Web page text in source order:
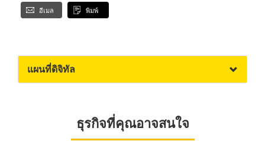
อีเมล พิมพ์
แผนที่ดิจิทัล
ธุรกิจที่คุณอาจสนใจ